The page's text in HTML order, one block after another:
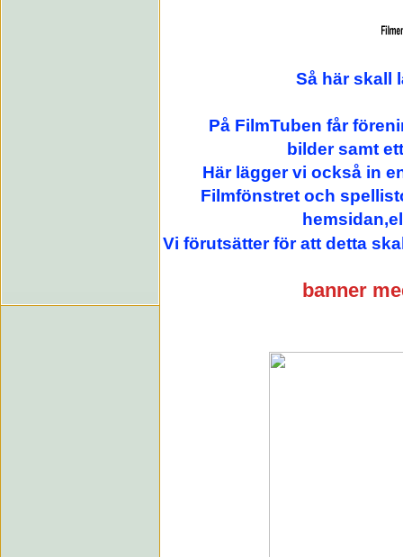
Så här skall
På FilmTuben får
bilder samt
Här lägger vi också in
Filmfönstret och
Vi förutsätter för att detta
banner